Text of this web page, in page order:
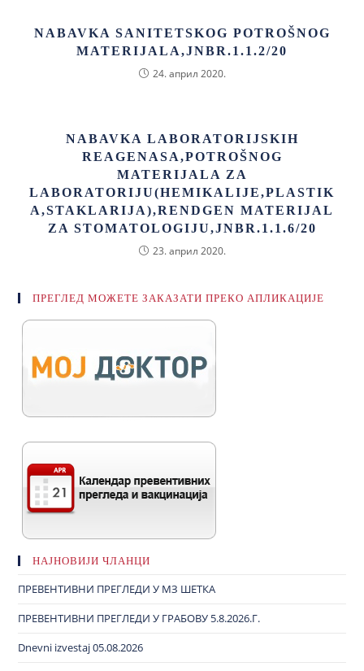
NABAVKA SANITETSKOG POTROŠNOG
MATERIJALA,JNBR.1.1.2/20
24. април 2020.
NABAVKA LABORATORIJSKIH
REAGENASA,POTROŠNOG
MATERIJALA ZA
LABORATORIJU(HEMIKALIJE,PLASTIK
A,STAKLARIJA),RENDGEN MATERIJAL
ZA STOMATOLOGIJU,JNBR.1.1.6/20
23. април 2020.
ПРЕГЛЕД МОЖЕТЕ ЗАКАЗАТИ ПРЕКО АПЛИКАЦИЈЕ
НАЈНОВИЈИ ЧЛАНЦИ
ПРЕВЕНТИВНИ ПРЕГЛЕДИ У МЗ ШЕТКА
ПРЕВЕНТИВНИ ПРЕГЛЕДИ У ГРАБОВУ 5.8.2026.Г.
Dnevni izvestaj 05.08.2026